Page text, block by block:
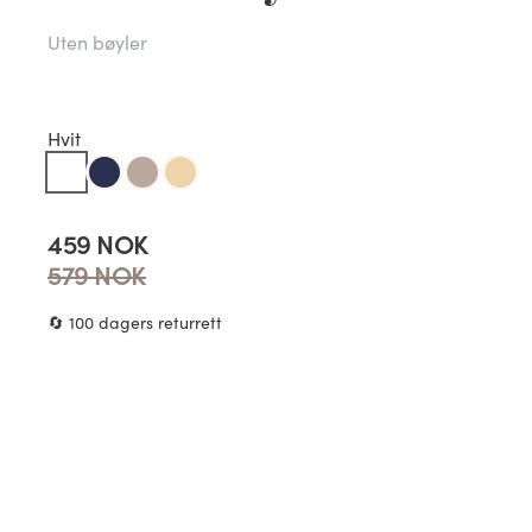
Uten bøyler
Hvit
459 NOK
579 NOK
🔄 100 dagers returrett